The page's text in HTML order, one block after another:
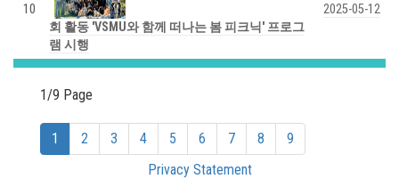
10
회 활동 'VSMU와 함께 떠나는 봄 피크닉' 프로그
램 시행
2025-05-12
1/9 Page
1 (current)
2 3 4 5 6 7 8
9
Privacy Statement